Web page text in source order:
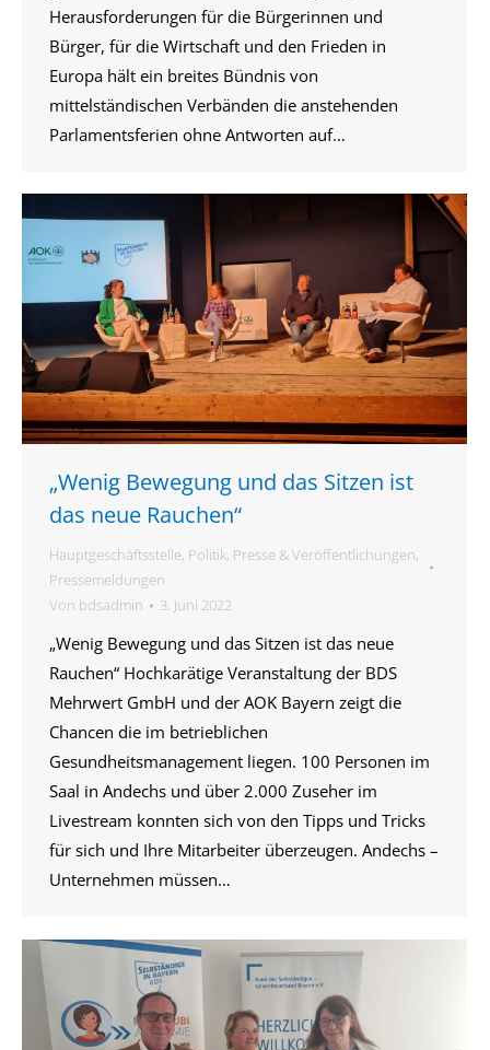
Herausforderungen für die Bürgerinnen und
Bürger, für die Wirtschaft und den Frieden in
Europa hält ein breites Bündnis von
mittelständischen Verbänden die anstehenden
Parlamentsferien ohne Antworten auf…
„Wenig Bewegung und das Sitzen ist
das neue Rauchen“
Hauptgeschäftsstelle, Politik, Presse & Veröffentlichungen,
Pressemeldungen
Von bdsadmin 3. Juni 2022
„Wenig Bewegung und das Sitzen ist das neue
Rauchen“ Hochkarätige Veranstaltung der BDS
Mehrwert GmbH und der AOK Bayern zeigt die
Chancen die im betrieblichen
Gesundheitsmanagement liegen. 100 Personen im
Saal in Andechs und über 2.000 Zuseher im
Livestream konnten sich von den Tipps und Tricks
für sich und Ihre Mitarbeiter überzeugen. Andechs –
Unternehmen müssen…